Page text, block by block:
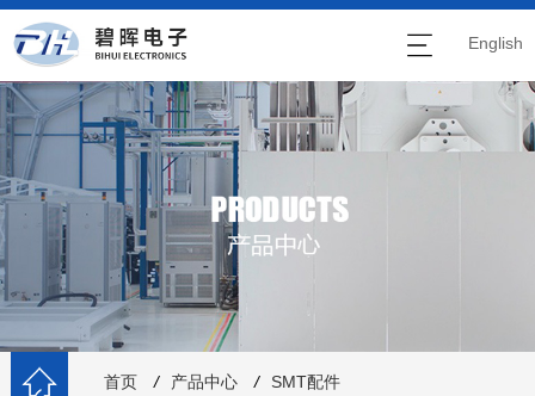
English
首页 / 产品中心 / SMT配件